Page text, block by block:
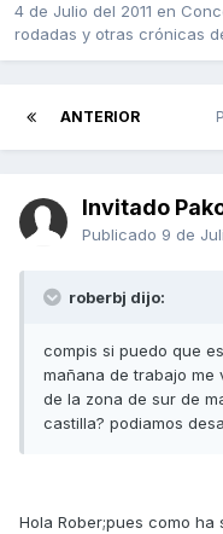
4 de Julio del 2011 en
rodadas y otras crónicas
ANTERIOR
Invitado
Publicado 9 de
roberbj dijo:
compis si puedo que
mañana de trabajo me
de la zona de sur de
castilla? podiamos
Hola Rober;pues como